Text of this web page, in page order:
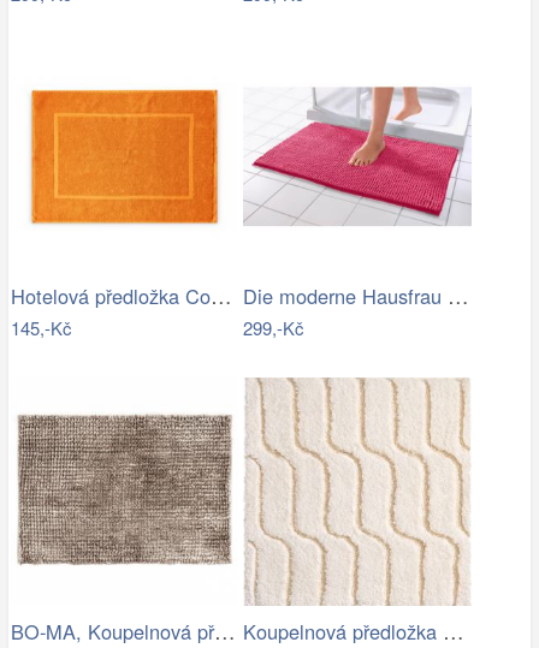
Hotelová předložka Comfort oranžová…
145,-Kč
Die moderne Hausfrau Koupelnová…
299,-Kč
BO-MA, Koupelnová předložka Ella micro… Koupelnová předložka VOGUE